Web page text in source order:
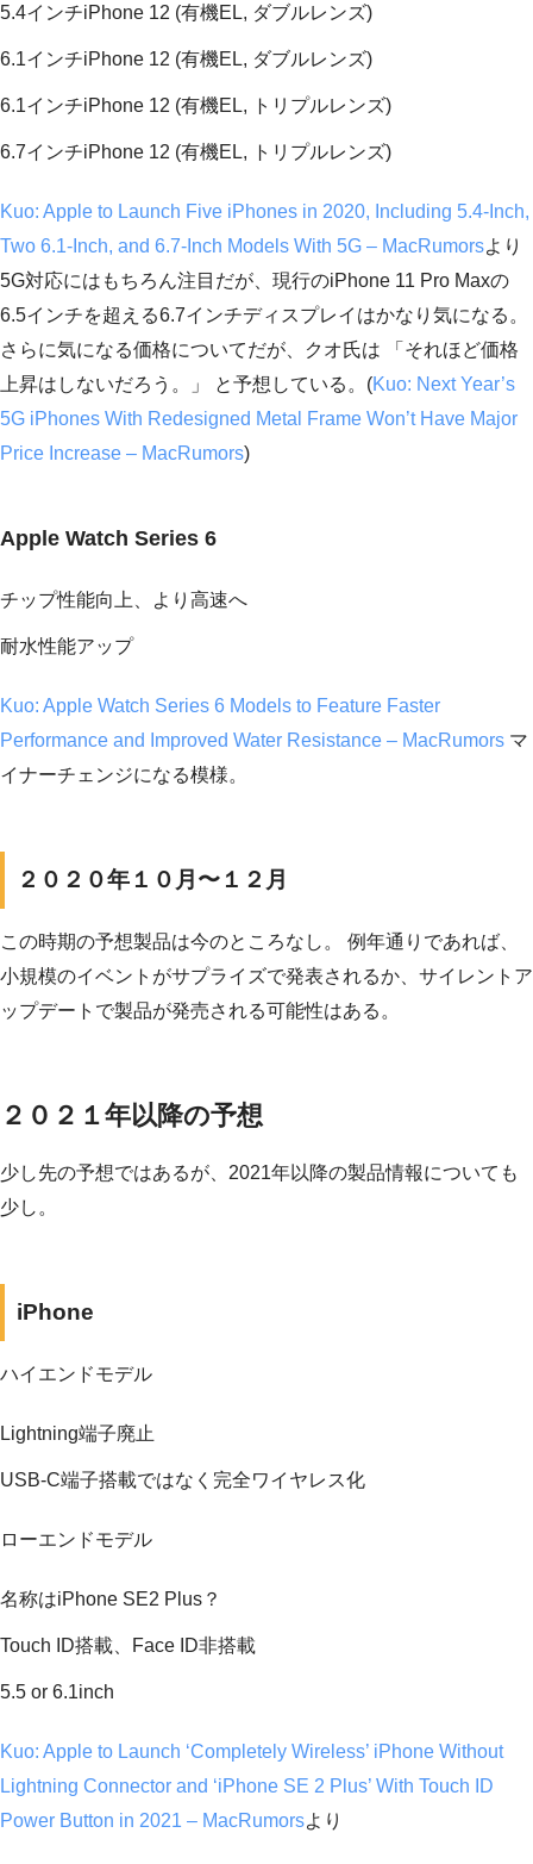
5.4インチiPhone 12 (有機EL, ダブルレンズ)
6.1インチiPhone 12 (有機EL, ダブルレンズ)
6.1インチiPhone 12 (有機EL, トリプルレンズ)
6.7インチiPhone 12 (有機EL, トリプルレンズ)
Kuo: Apple to Launch Five iPhones in 2020, Including 5.4-Inch,
Two 6.1-Inch, and 6.7-Inch Models With 5G – MacRumorsより
5G対応にはもちろん注目だが、現行のiPhone 11 Pro Maxの
6.5インチを超える6.7インチディスプレイはかなり気になる。
さらに気になる価格についてだが、クオ氏は 「それほど価格
上昇はしないだろう。」 と予想している。(Kuo: Next Year’s
5G iPhones With Redesigned Metal Frame Won’t Have Major
Price Increase – MacRumors)
Apple Watch Series 6
チップ性能向上、より高速へ
耐水性能アップ
Kuo: Apple Watch Series 6 Models to Feature Faster
Performance and Improved Water Resistance – MacRumors マ
イナーチェンジになる模様。
２０２０年１０月〜１２月
この時期の予想製品は今のところなし。 例年通りであれば、
小規模のイベントがサプライズで発表されるか、サイレントア
ップデートで製品が発売される可能性はある。
２０２１年以降の予想
少し先の予想ではあるが、2021年以降の製品情報についても
少し。
iPhone
ハイエンドモデル
Lightning端子廃止
USB-C端子搭載ではなく完全ワイヤレス化
ローエンドモデル
名称はiPhone SE2 Plus？
Touch ID搭載、Face ID非搭載
5.5 or 6.1inch
Kuo: Apple to Launch ‘Completely Wireless’ iPhone Without
Lightning Connector and ‘iPhone SE 2 Plus’ With Touch ID
Power Button in 2021 – MacRumorsより